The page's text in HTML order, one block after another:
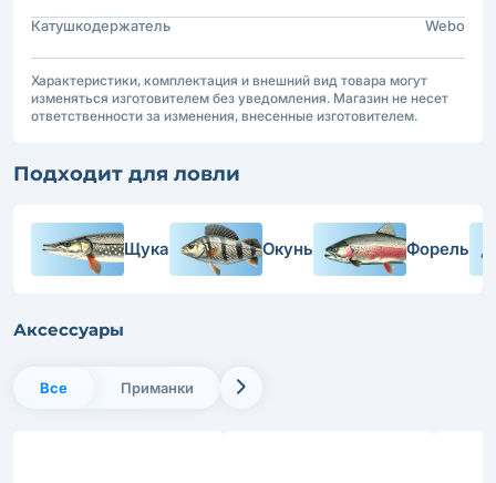
Катушкодержатель Webo
Характеристики, комплектация и внешний вид товара могут
изменяться изготовителем без уведомления. Магазин не несет
ответственности за изменения, внесенные изготовителем.
Подходит для ловли
Щука Окунь Форель
Аксессуары
Все Приманки